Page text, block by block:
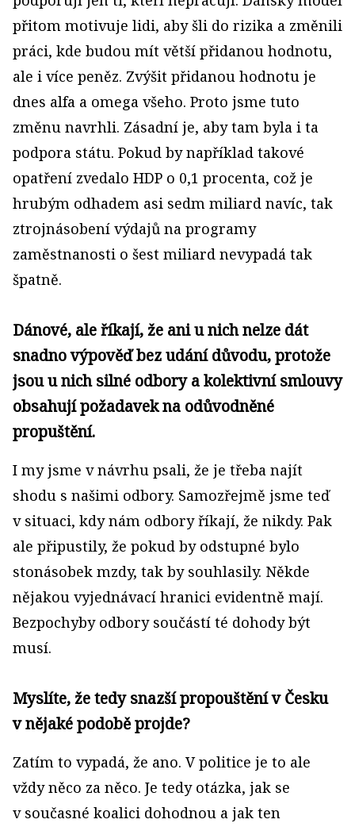
přitom motivuje lidi, aby šli do rizika a změnili
práci, kde budou mít větší přidanou hodnotu,
ale i více peněz. Zvýšit přidanou hodnotu je
dnes alfa a omega všeho. Proto jsme tuto
změnu navrhli. Zásadní je, aby tam byla i ta
podpora státu. Pokud by například takové
opatření zvedalo HDP o 0,1 procenta, což je
hrubým odhadem asi sedm miliard navíc, tak
ztrojnásobení výdajů na programy
zaměstnanosti o šest miliard nevypadá tak
špatně.
Dánové, ale říkají, že ani u nich nelze dát
snadno výpověď bez udání důvodu, protože
jsou u nich silné odbory a kolektivní smlouvy
obsahují požadavek na odůvodněné
propuštění.
I my jsme v návrhu psali, že je třeba najít
shodu s našimi odbory. Samozřejmě jsme teď
v situaci, kdy nám odbory říkají, že nikdy. Pak
ale připustily, že pokud by odstupné bylo
stonásobek mzdy, tak by souhlasily. Někde
nějakou vyjednávací hranici evidentně mají.
Bezpochyby odbory součástí té dohody být
musí.
Myslíte, že tedy snazší propouštění v Česku
v nějaké podobě projde?
Zatím to vypadá, že ano. V politice je to ale
vždy něco za něco. Je tedy otázka, jak se
v současné koalici dohodnou a jak ten